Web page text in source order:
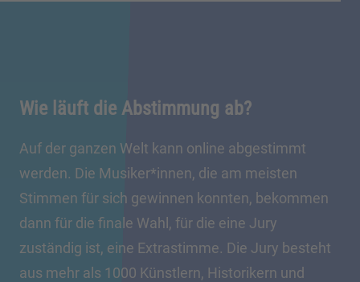
Wie läuft die Abstimmung ab?
Auf der ganzen Welt kann online abgestimmt
werden. Die Musiker*innen, die am meisten
Stimmen für sich gewinnen konnten, bekommen
dann für die finale Wahl, für die eine Jury
zuständig ist, eine Extrastimme. Die Jury besteht
aus mehr als 1000 Künstlern, Historikern und